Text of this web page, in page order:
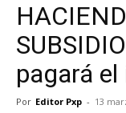
pagará
Por Editor Pxp - 13